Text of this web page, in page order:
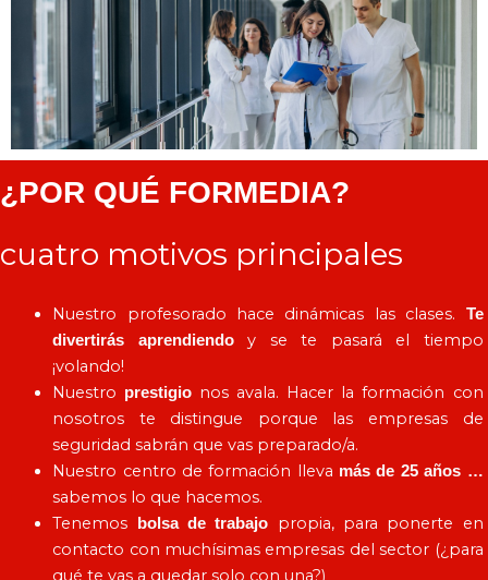
¿POR QUÉ FORMEDIA?
cuatro motivos principales
Nuestro profesorado hace dinámicas las clases. Te
divertirás aprendiendoy se te pasará el tiempo
¡volando!
Nuestro prestigio nos avala. Hacer la formación con
nosotros te distingue porque las empresas de
seguridad sabrán que vas preparado/a.
Nuestro centro de formación lleva más de 25 años …
sabemos lo que hacemos.
Tenemos
bolsa de trabajo propia, para ponerte en
contacto con muchísimas empresas del sector (¿para
qué te vas a quedar solo con una?)